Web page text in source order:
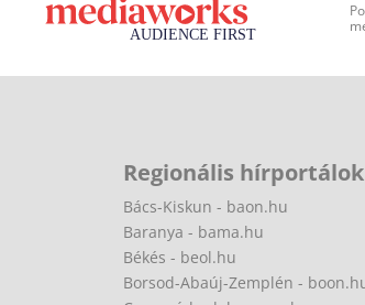
Regionális hírportálok
Bács-Kiskun - baon.hu
Baranya - bama.hu
Békés - beol.hu
Borsod-Abaúj-Zemplén -